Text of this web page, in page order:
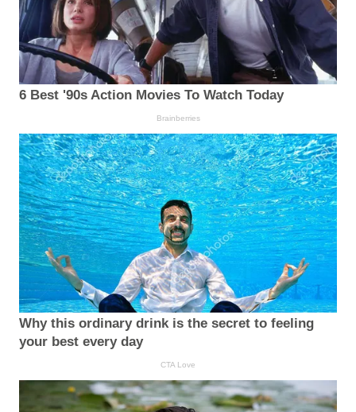
6 Best '90s Action Movies To Watch Today
Brainberries
Why this ordinary drink is the secret to feeling
your best every day
CTA Love